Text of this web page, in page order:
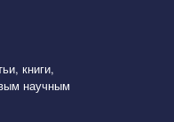
книги,
научным